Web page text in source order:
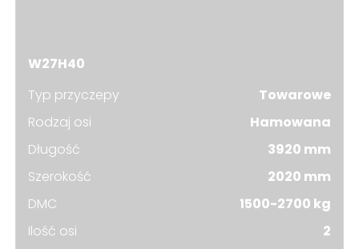
W27H40
Typ przyczepy
Towarowe
Rodzaj osi
Hamowana
Długość
3920 mm
Szerokość
2020 mm
DMC
1500-2700 kg
Ilość osi
2